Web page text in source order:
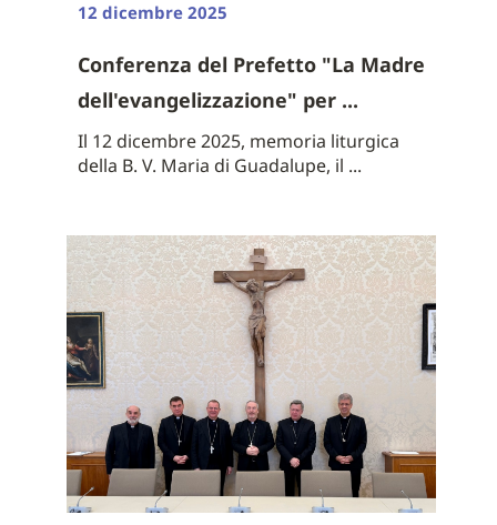
12 dicembre 2025
Conferenza del Prefetto "La Madre
dell'evangelizzazione" per ...
Il 12 dicembre 2025, memoria liturgica
della B. V. Maria di Guadalupe, il ...